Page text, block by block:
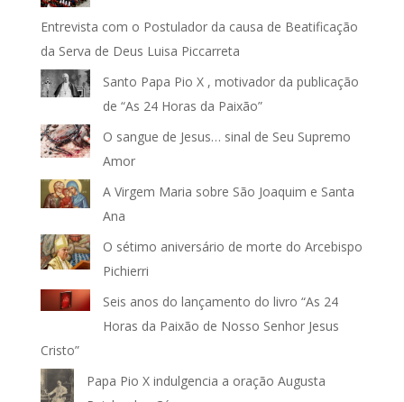
Entrevista com o Postulador da causa de Beatificação
da Serva de Deus Luisa Piccarreta
Santo Papa Pio X , motivador da publicação
de “As 24 Horas da Paixão”
O sangue de Jesus… sinal de Seu Supremo
Amor
A Virgem Maria sobre São Joaquim e Santa
Ana
O sétimo aniversário de morte do Arcebispo
Pichierri
Seis anos do lançamento do livro “As 24
Horas da Paixão de Nosso Senhor Jesus
Cristo”
Papa Pio X indulgencia a oração Augusta